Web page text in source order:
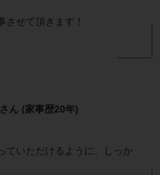
させて頂きます！
ん (家事歴20年)
ていただけるように、しっか